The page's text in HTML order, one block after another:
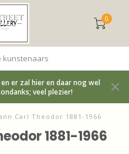
0
kunstenaars
er zal hier en daar nog wel
veel plezier!
Carl Theodor 1881-1966
1881-1966